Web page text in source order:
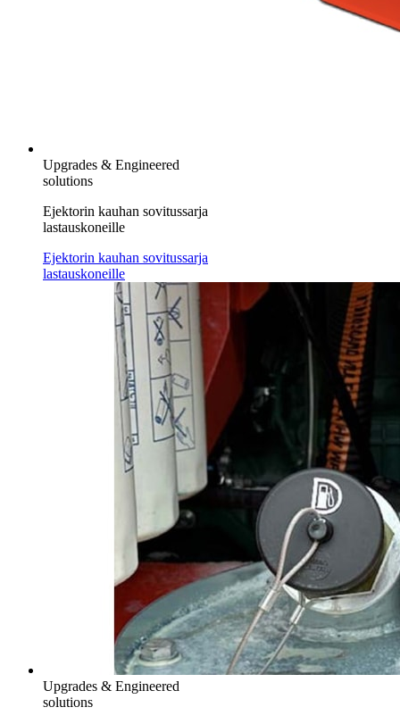
Upgrades & Engineered
solutions
Ejektorin kauhan sovitussarja
lastauskoneille
Ejektorin kauhan sovitussarja
lastauskoneille
Upgrades & Engineered
solutions